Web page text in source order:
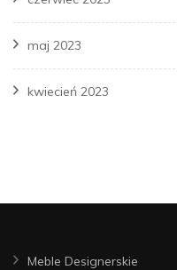
maj 2023
kwiecień 2023
Meble Designerskie